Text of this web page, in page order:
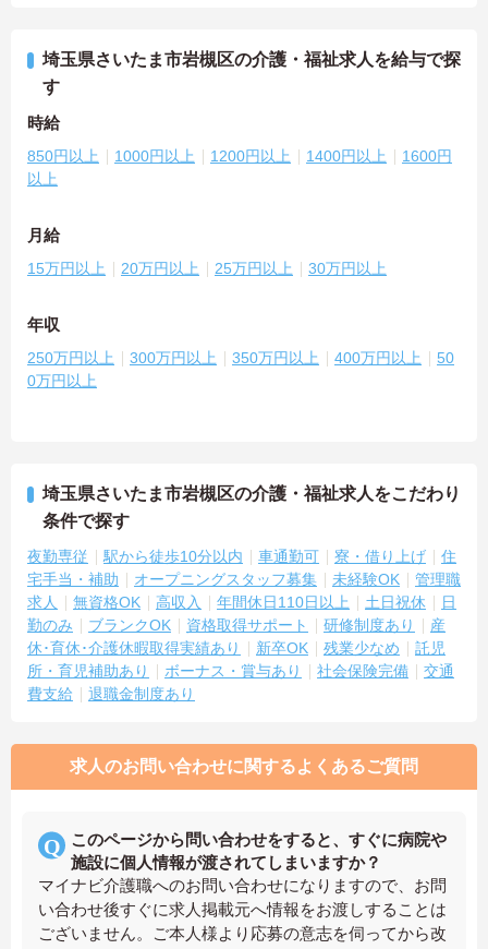
埼玉県さいたま市岩槻区の介護・福祉求人を給与で探
す
時給
850円以上 1000円以上 1200円以上 1400円以上
1600円
以上
月給
15万円以上 20万円以上 25万円以上 30万円以上
年収
250万円以上 300万円以上 350万円以上 400万円以上
50
0万円以上
埼玉県さいたま市岩槻区の介護・福祉求人をこだわり
条件で探す
夜勤専従 駅から徒歩10分以内 車通勤可 寮・借り上げ
住
宅手当・補助
オープニングスタッフ募集 未経験OK
管理職
求人
無資格OK 高収入 年間休日110日以上 土日祝休
日
勤のみ
ブランクOK 資格取得サポート 研修制度あり
産
休･育休･介護休暇取得実績あり
新卒OK 残業少なめ
託児
所・育児補助あり
ボーナス・賞与あり 社会保険完備
交通
費支給
退職金制度あり
求人のお問い合わせに関するよくあるご質問
このページから問い合わせをすると、すぐに病院や
施設に個人情報が渡されてしまいますか？
マイナビ介護職へのお問い合わせになりますので、お問
い合わせ後すぐに求人掲載元へ情報をお渡しすることは
ございません。ご本人様より応募の意志を伺ってから改